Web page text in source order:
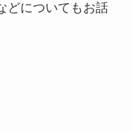
どについてもお話